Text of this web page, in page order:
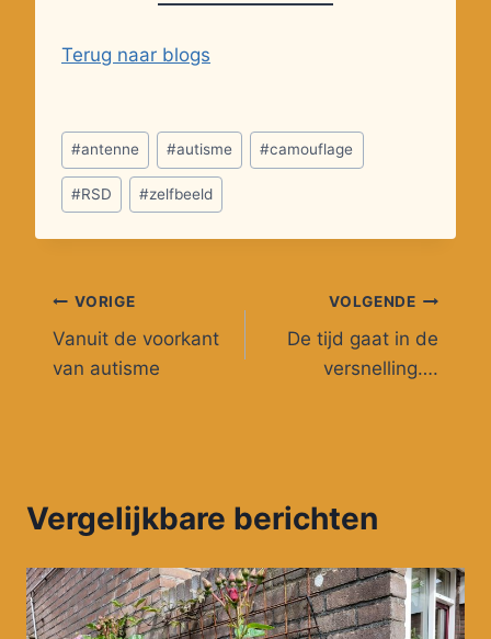
Terug naar blogs
Bericht
tags:
#antenne #autisme #camouflage
#RSD #zelfbeeld
Bericht
navigatie
VORIGE
Vanuit de voorkant
van autisme
VOLGENDE
De tijd gaat in de
versnelling….
Vergelijkbare berichten